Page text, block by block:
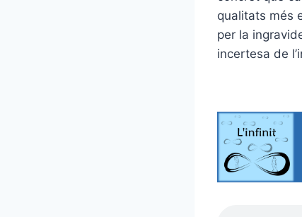
qualitats més
per la
incertesa de